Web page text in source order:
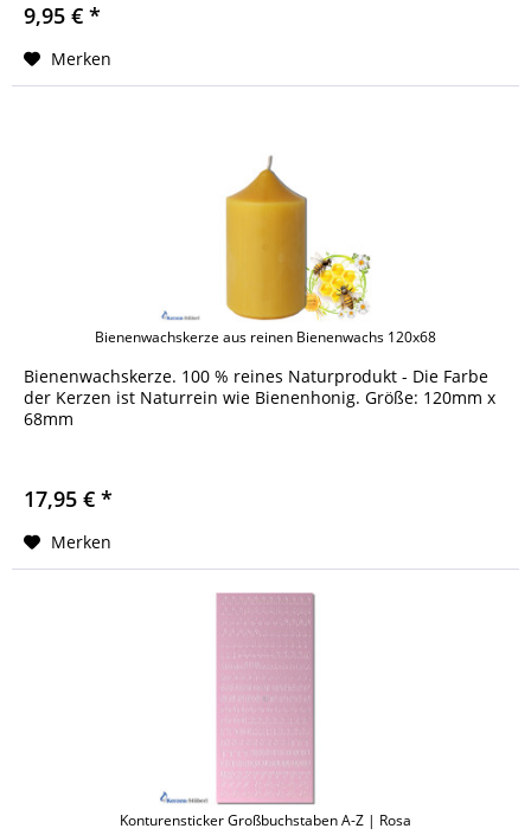
9,95 € *
Merken
Bienenwachskerze aus reinen Bienenwachs 120x68
Bienenwachskerze. 100 % reines Naturprodukt - Die Farbe
der Kerzen ist Naturrein wie Bienenhonig. Größe: 120mm x
68mm
17,95 € *
Merken
Konturensticker Großbuchstaben A-Z | Rosa